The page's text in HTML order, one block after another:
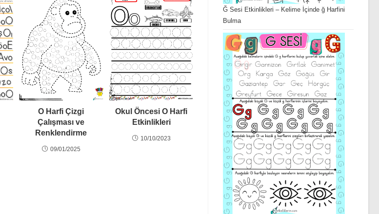
O Harfi Çizgi
Çalışması ve
Renklendirme
09/01/2025
Okul Öncesi O Harfi
Etkinlikleri
10/10/2023
Ğ Sesi Etkinlikleri – Kelime İçinde ğ Harfini
Bulma